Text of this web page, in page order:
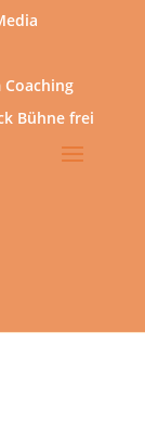
Coaching
Bühne frei